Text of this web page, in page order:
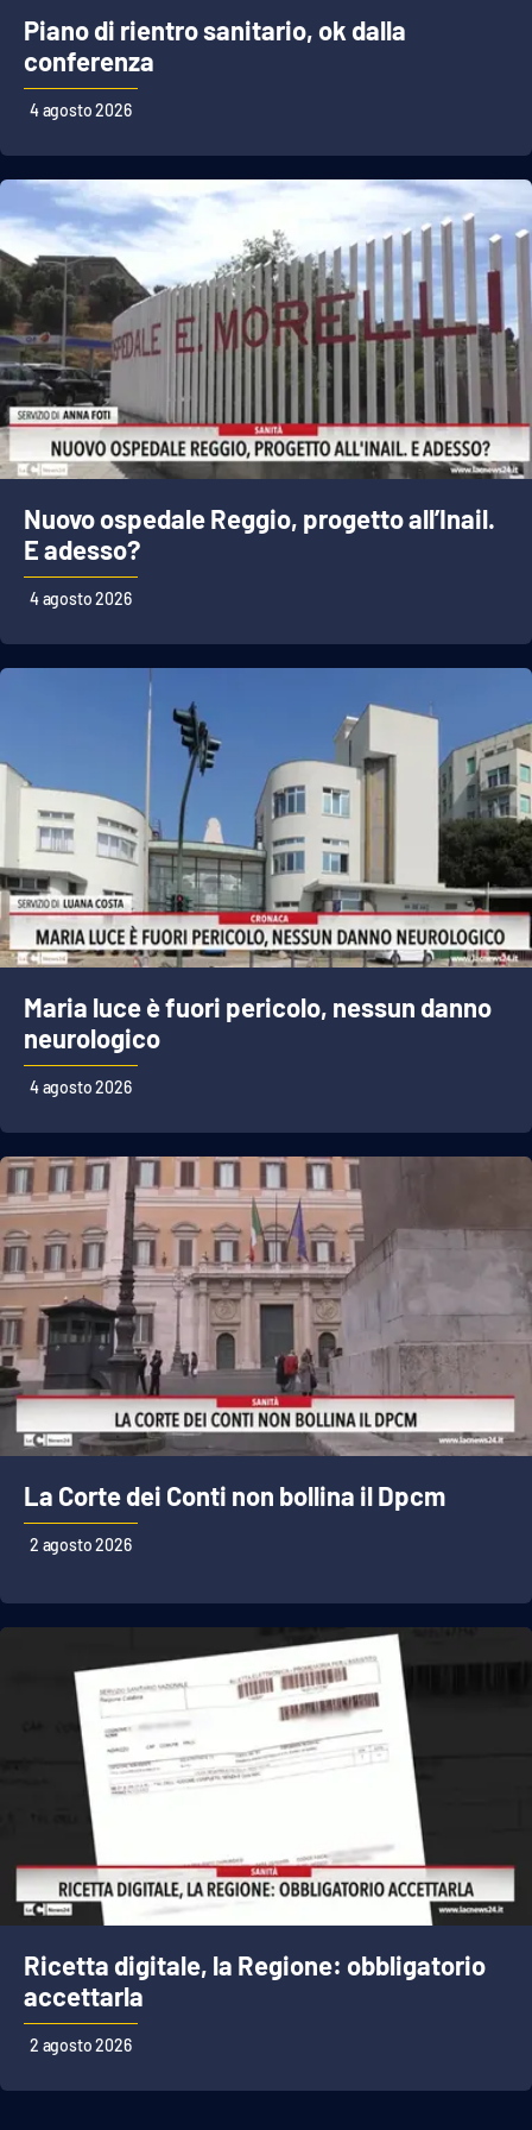
EDIZIONI
LOCALI
Crotone
Vibo Valentia
Reggio Calabria
Cosenza
Lamezia Terme
PROGETTI
SPECIALI
Buona Sanità Calabria
CALABRIAVISIONE
Destinazioni
Eventi
Food
Storie
LAC
NETWORK
Lacplay.it
Lactv.it
Laconair.it
Lacitymag.it
Lacapitalenews.it
Ilreggino.it
Cosenzachannel.it
Ilvibonese.it
Catanzarochannel.it
Android
Apple
Piano di rientro sanitario, ok dalla
conferenza
4 agosto 2026
Nuovo ospedale Reggio, progetto all’Inail.
E adesso?
4 agosto 2026
Maria luce è fuori pericolo, nessun danno
neurologico
4 agosto 2026
La Corte dei Conti non bollina il Dpcm
2 agosto 2026
Ricetta digitale, la Regione: obbligatorio
accettarla
2 agosto 2026